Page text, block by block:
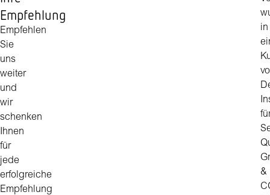
Empfehlung
Empfehlen
Sie
uns
weiter
und
wir
schenken
Ihnen
für
jede
erfolgreiche
Empfehlung
in
&